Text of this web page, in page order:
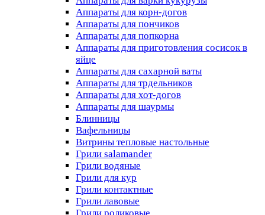
Аппараты для корн-догов
Аппараты для пончиков
Аппараты для попкорна
Аппараты для приготовления сосисок в
яйце
Аппараты для сахарной ваты
Аппараты для трдельников
Аппараты для хот-догов
Аппараты для шаурмы
Блинницы
Вафельницы
Витрины тепловые настольные
Грили salamander
Грили водяные
Грили для кур
Грили контактные
Грили лавовые